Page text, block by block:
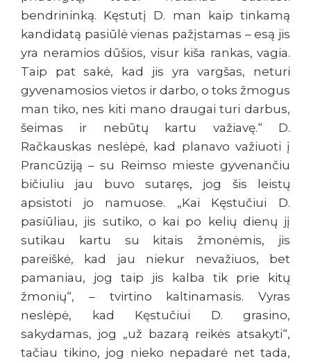
bendrininką. Kęstutį D. man kaip tinkamą
kandidatą pasiūlė vienas pažįstamas – esą jis
yra neramios dūšios, visur kiša rankas, vagia.
Taip pat sakė, kad jis yra vargšas, neturi
gyvenamosios vietos ir darbo, o toks žmogus
man tiko, nes kiti mano draugai turi darbus,
šeimas ir nebūtų kartu važiavę.“ D.
Račkauskas neslėpė, kad planavo važiuoti į
Prancūziją – su Reimso mieste gyvenančiu
bičiuliu jau buvo sutaręs, jog šis leistų
apsistoti jo namuose. „Kai Kęstučiui D.
pasiūliau, jis sutiko, o kai po kelių dienų jį
sutikau kartu su kitais žmonėmis, jis
pareiškė, kad jau niekur nevažiuos, bet
pamaniau, jog taip jis kalba tik prie kitų
žmonių“, – tvirtino kaltinamasis. Vyras
neslėpė, kad Kęstučiui D. grasino,
sakydamas, jog „už bazarą reikės atsakyti“,
tačiau tikino, jog nieko nepadarė net tada,